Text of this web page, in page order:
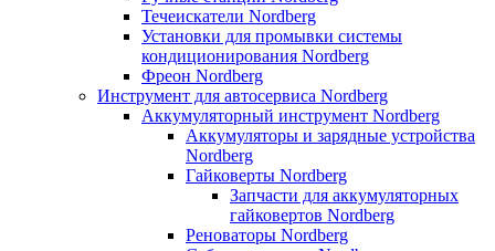
Течеискатели Nordberg
Установки для промывки системы
кондиционирования Nordberg
Фреон Nordberg
Инструмент для автосервиса Nordberg
Аккумуляторный инструмент Nordberg
Аккумуляторы и зарядные устройства
Nordberg
Гайковерты Nordberg
Запчасти для аккумуляторных
гайковертов Nordberg
Реноваторы Nordberg